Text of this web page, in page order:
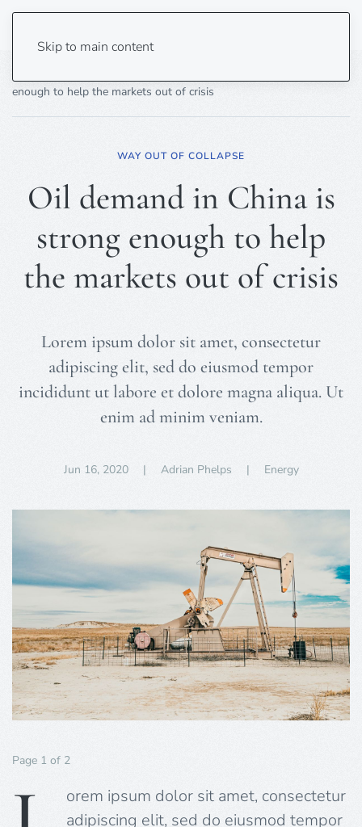
Skip to main content
enough to help the markets out of crisis
WAY OUT OF COLLAPSE
Oil demand in China is
strong enough to help
the markets out of crisis
Lorem ipsum dolor sit amet, consectetur
adipiscing elit, sed do eiusmod tempor
incididunt ut labore et dolore magna aliqua. Ut
enim ad minim veniam.
Jun 16, 2020| Adrian Phelps | Energy
Page 1 of 2
orem ipsum dolor sit amet, consectetur
adipiscing elit, sed do eiusmod tempor